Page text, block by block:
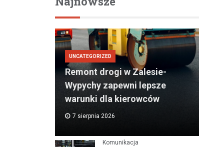
UNCATEGORIZED
Remont drogi w Zalesie-
Wypychy zapewni lepsze
warunki dla kierowców
7 sierpnia 2026
Komunikacja